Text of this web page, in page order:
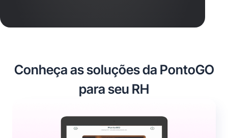
Conheça as soluções da PontoGO
para seu RH